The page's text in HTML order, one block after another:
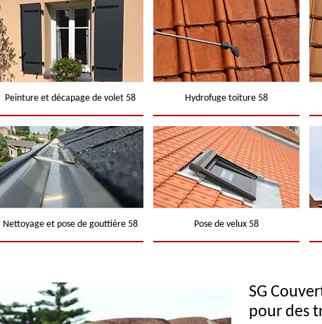
Peinture et décapage de volet 58 Hydrofuge toiture 58
Nettoyage et pose de gouttière 58 Pose de velux 58
SG
pour des